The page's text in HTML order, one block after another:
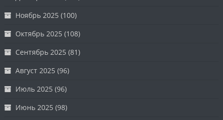
Ноябрь 2025 (100)
Октябрь 2025 (108)
Сентябрь 2025 (81)
Август 2025 (96)
Июль 2025 (96)
Июнь 2025 (98)